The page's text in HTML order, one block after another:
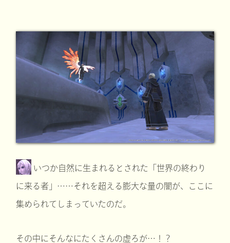
いつか自然に生まれるとされた「世界の終わり
に来る者」……それを超える膨大な量の闇が、ここに
集められてしまっていたのだ。
その中にそんなにたくさんの虚ろが…！？